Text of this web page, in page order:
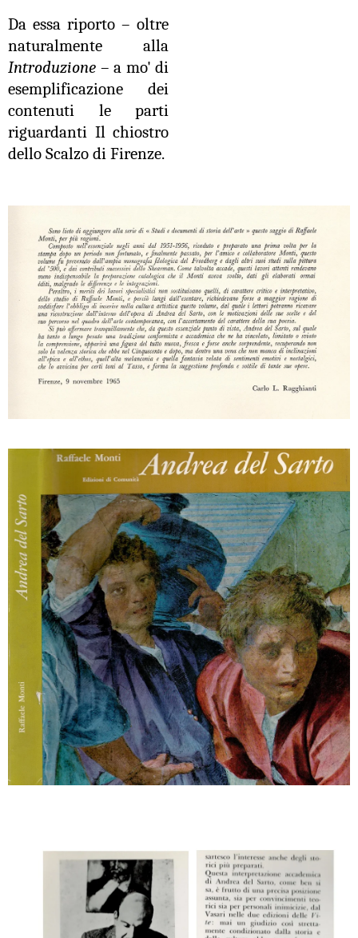
Da essa riporto – oltre
naturalmente alla
Introduzione – a mo' di
esemplificazione dei
contenuti le parti
riguardanti Il chiostro
dello Scalzo di Firenze.